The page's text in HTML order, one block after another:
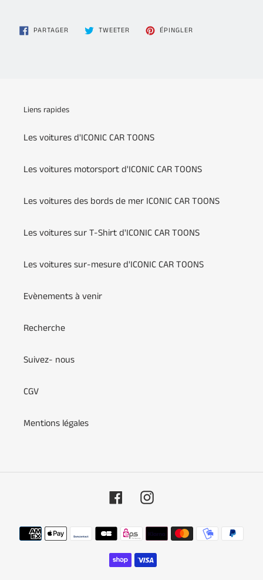
PARTAGERPARTAGER
SUR
TWEETER TWEETERÉPINGLER
Liens rapides
Les voitures d'ICONIC CAR TOONS
Les voitures motorsport d'ICONIC CAR TOONS
Les voitures des bords de mer ICONIC CAR TOONS
Les voitures sur T-Shirt d'ICONIC CAR TOONS
Les voitures sur-mesure d'ICONIC CAR TOONS
Evènements à venir
Recherche
Suivez- nous
CGV
Mentions légales
FacebookInstagram
Moyens
de
paiement